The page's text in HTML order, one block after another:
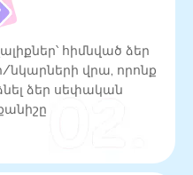
հիմնված ձեր
վրա, որոնք
ձեր սեփական